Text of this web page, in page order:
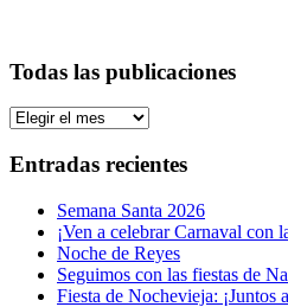
Todas las publicaciones
Todas
publicaciones
Entradas recientes
Semana Santa 2026
¡Ven a celebrar Carnaval con
Noche de Reyes
Seguimos con las fiestas de
Fiesta de Nochevieja: ¡Juntos